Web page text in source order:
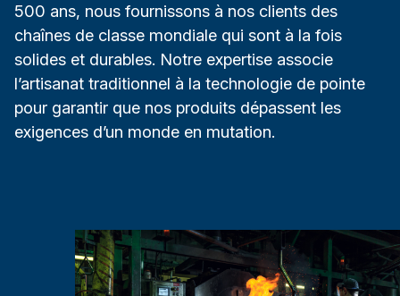
500 ans, nous fournissons à nos clients des
chaînes de classe mondiale qui sont à la fois
solides et durables. Notre expertise associe
l’artisanat traditionnel à la technologie de pointe
pour garantir que nos produits dépassent les
exigences d’un monde en mutation.